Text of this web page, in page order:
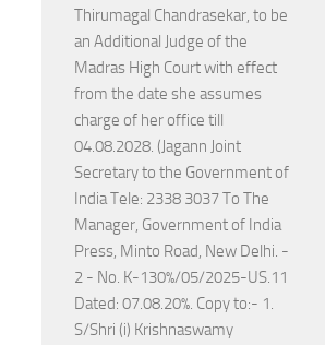
Thirumagal Chandrasekar, to be
an Additional Judge of the
Madras High Court with effect
from the date she assumes
charge of her office till
04.08.2028. (Jagann Joint
Secretary to the Government of
India Tele: 2338 3037 To The
Manager, Government of India
Press, Minto Road, New Delhi. -
2 - No. K-130%/05/2025-US.11
Dated: 07.08.20%. Copy to:- 1.
S/Shri (i) Krishnaswamy